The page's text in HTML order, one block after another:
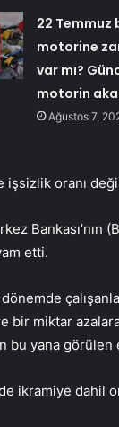
22 Temmuz
motorine
var mı?
motorin
Ağustos 7,
işsizlik oranı
Bankası’nın
etti.
bir miktar
bu yana görülen
ikramiye dahil